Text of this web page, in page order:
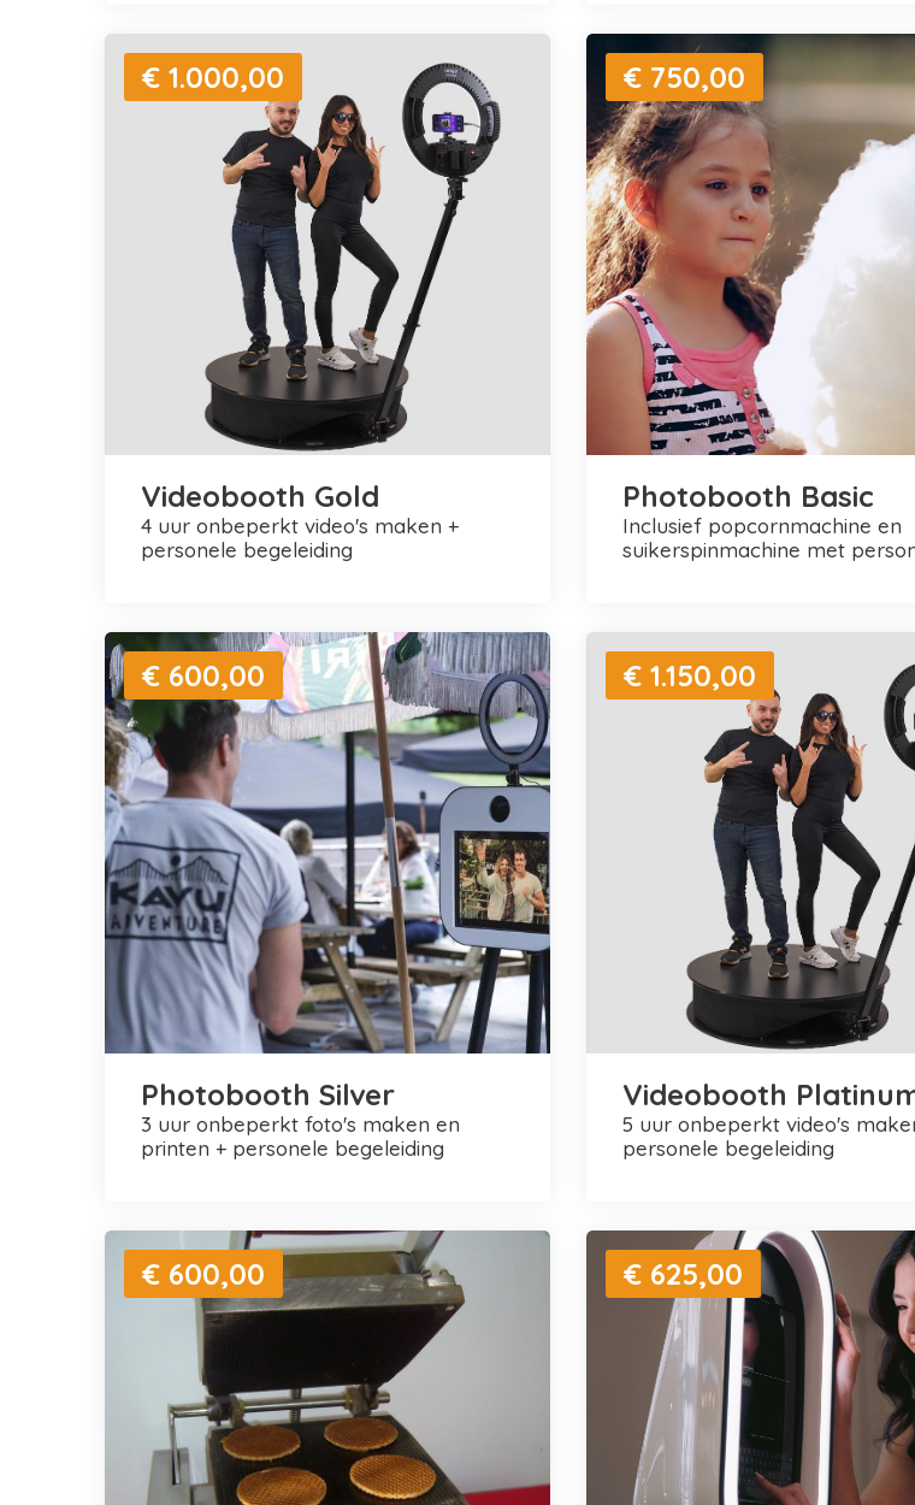
€ 1.000,00
Videobooth Gold
4 uur onbeperkt video's maken +
personele begeleiding
€ 750,00
Photobooth Basic
inclusief popcornmachine en
suikerspinmachine met
€ 600,00
Photobooth Silver
3 uur onbeperkt foto's maken en
printen + personele begeleiding
€ 1.150,00
Videobooth
5 uur onbeperkt video's maken +
personele begeleiding
€ 600,00 € 625,00